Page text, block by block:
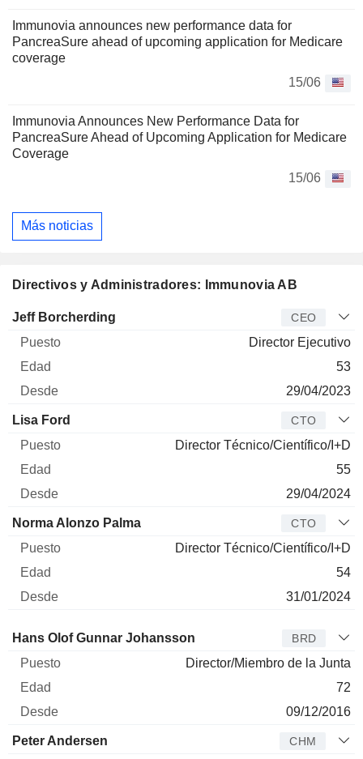
Immunovia announces new performance data for
PancreaSure ahead of upcoming application for Medicare
coverage
15/06
Immunovia Announces New Performance Data for
PancreaSure Ahead of Upcoming Application for Medicare
Coverage
15/06
Más noticias
Directivos y Administradores: Immunovia AB
Director Puesto Edad
Jeff Borcherding CEO
Director Ejecutivo
53
29/04/2023
Lisa Ford CTO
Director Técnico/Científico/I+D
55
29/04/2024
Norma Alonzo Palma CTO
Director Técnico/Científico/I+D
54
31/01/2024
Administrador Puesto Edad Desde
Hans Olof Gunnar Johansson BRD
Director/Miembro de la Junta
72
09/12/2016
Peter Andersen CHM